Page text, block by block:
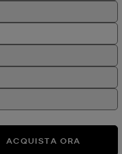
ACQUISTA ORA